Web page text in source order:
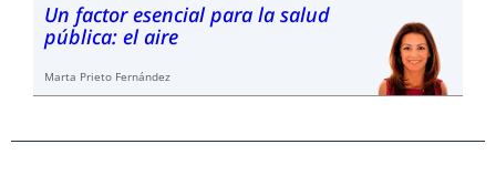
Un factor esencial para la salud
pública: el aire
Marta Prieto Fernández